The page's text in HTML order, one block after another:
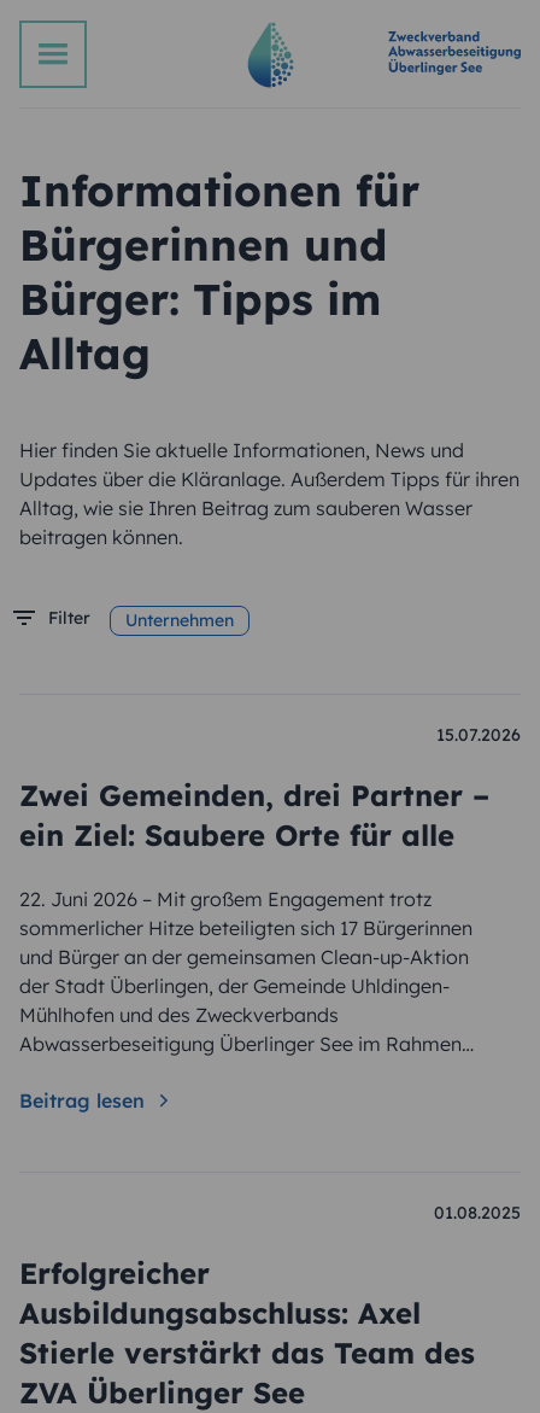
Informationen für
Bürgerinnen und
Bürger: Tipps im
Alltag
Hier finden Sie aktuelle Informationen, News und
Updates über die Kläranlage. Außerdem Tipps für ihren
Alltag, wie sie Ihren Beitrag zum sauberen Wasser
beitragen können.
Filter Unternehmen
15.07.2026
Zwei Gemeinden, drei Partner –
ein Ziel: Saubere Orte für alle
22. Juni 2026 – Mit großem Engagement trotz
sommerlicher Hitze beteiligten sich 17 Bürgerinnen
und Bürger an der gemeinsamen Clean-up-Aktion
der Stadt Überlingen, der Gemeinde Uhldingen-
Mühlhofen und des Zweckverbands
Abwasserbeseitigung Überlinger See im Rahmen
Beitrag lesen
01.08.2025
Erfolgreicher
Ausbildungsabschluss: Axel
Stierle verstärkt das Team des
ZVA Überlinger See